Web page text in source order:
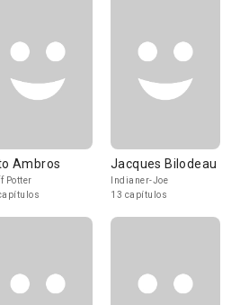
Ambros
Potter
Jacques Bilodeau
Indianer-Joe
13 capítulos